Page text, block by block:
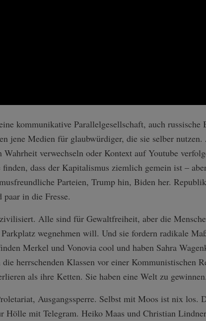
kommunikative Parallelgesellschaft, auch russische
jene Medien für glaubwürdiger, die sie selber
verwechseln oder Kontext auf Youtube
dass der Kapitalismus ziemlich gemein ist –
Parteien, Trump hin, Biden her.
in die Fresse.
Alle sind für Gewaltfreiheit, aber die
wegnehmen will. Und sie fordern radikale
Merkel und Vonovia cool und haben Sahra
herrschenden Klassen vor einer Kommunistischen
als ihre Ketten. Sie haben eine Welt zu
Ausgangssperre. Selbst mit Moos ist nix los.
Hölle mit Telegram. Heiko Maas und Christian